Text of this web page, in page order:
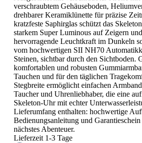
verschraubtem Gehäuseboden,
drehbarer Keramiklünette für präzise
kratzfeste Saphirglas schützt das
starkem Super Luminous auf Zeigern
hervorragende Leuchtkraft im Dunkeln
vom hochwertigen SII NH70
Steinen, sichtbar durch den Sichtboden.
komfortablen und robusten
Tauchen und für den täglichen
Stegbreite ermöglicht einfachen
Taucher und Uhrenliebhaber, die eine
Skeleton-Uhr mit echter
Lieferumfang enthalten: hochwertige
Bedienungsanleitung und
nächstes Abenteuer.
Lieferzeit 1-3 Tage